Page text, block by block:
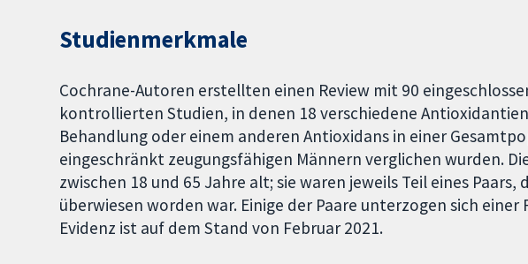
Studienmerkmale
Cochrane-Autoren erstellten einen Review mit 90
kontrollierten Studien, in denen 18 verschiedene
Behandlung oder einem anderen Antioxidans in einer
eingeschränkt zeugungsfähigen Männern verglichen wurden.
zwischen 18 und 65 Jahre alt; sie waren jeweils Teil eines
überwiesen worden war. Einige der Paare unterzogen sich
Evidenz ist auf dem Stand von Februar 2021.